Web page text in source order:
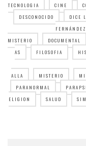
TECNOLOGIA
CINE
DESCONOCIDO
DICE
MISTERIO
DOCUMENTAL
AS
FILOSOFIA
ALLA
MISTERIO
PARANORMAL
ELIGION
SALUD